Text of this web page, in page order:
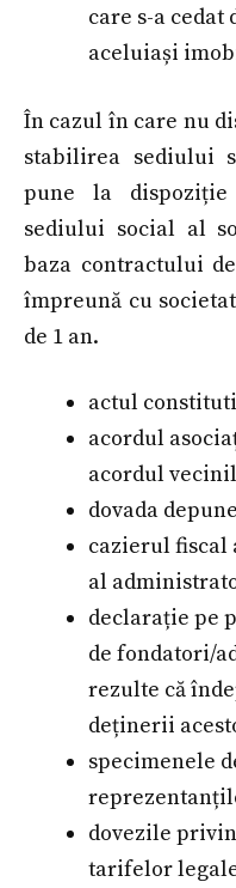
care s-a
aceluiași
În cazul în care nu
stabilirea sediului
pune la
sediului social al
baza contractului
împreună cu
de 1 an.
actul
acordul
acordul
dovada
cazierul
al
declarație pe
de fondatori/
rezulte că
deținerii
specimenele
dovezile
tarifelor